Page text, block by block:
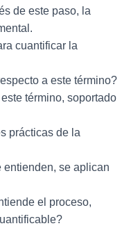
de este paso, la
cuantificar la
a este término?
término, soportado
prácticas de la
entienden, se aplican
el proceso,